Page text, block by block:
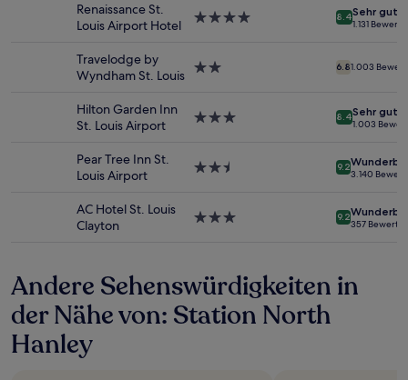
1 Übernachtung
Verfügbarkeiten
zusätzliche
Renaissance St.
Louis Airport Hotel
4.0-
8.4Sehr gut
1.131
Travelodge by
Wyndham St. Louis 2.0-
6.81.003
Hilton Garden Inn
St. Louis Airport
3.0-
8.4Sehr gut
1.003
Pear Tree Inn St.
Louis Airport
2.5-
9.2
3.140
AC Hotel St. Louis
Clayton
3.0-
9.2
357
Andere Sehenswürdigkeiten in
der Nähe von: Station North
Hanley